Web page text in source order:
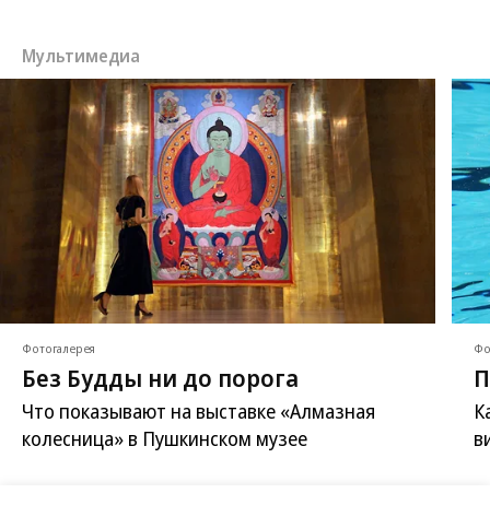
Мультимедиа
Фотогалерея
Без Будды ни до порога
Что показывают на выставке «Алмазная
колесница» в Пушкинском музее